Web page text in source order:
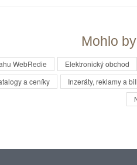
Mohlo
WebRedie Elektronický obchod
a ceníky Inzeráty, reklamy a